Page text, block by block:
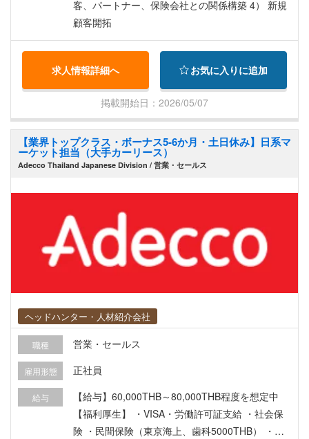
客、パートナー、保険会社との関係構築 4） 新規
顧客開拓
求人情報詳細へ お気に入りに追加
掲載開始日：2026/05/07
【業界トップクラス・ボーナス5-6か月・土日休み】日系マ
ーケット担当（大手カーリース）
Adecco Thailand Japanese Division / 営業・セールス
ヘッドハンター・人材紹介会社
職種 営業・セールス
雇用形態 正社員
給与
【給与】60,000THB～80,000THB程度を想定中
【福利厚生】 ・VISA・労働許可証支給 ・社会保
険 ・民間保険（東京海上、歯科5000THB） ・プ